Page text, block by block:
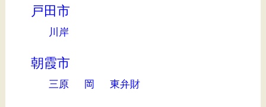
戸田市
川岸
朝霞市
三原 岡 東弁財